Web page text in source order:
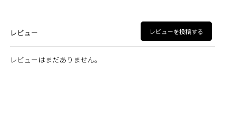
レビュー レビューを投稿する
レビューはまだありません。